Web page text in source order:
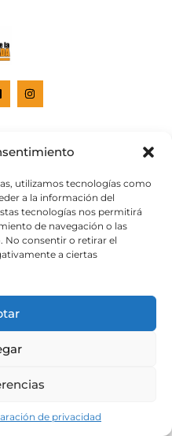
utilizamos tecnologías como
a la información del
tecnologías nos permitirá
de navegación o las
No consentir o retirar el
a ciertas
de privacidad
cookies